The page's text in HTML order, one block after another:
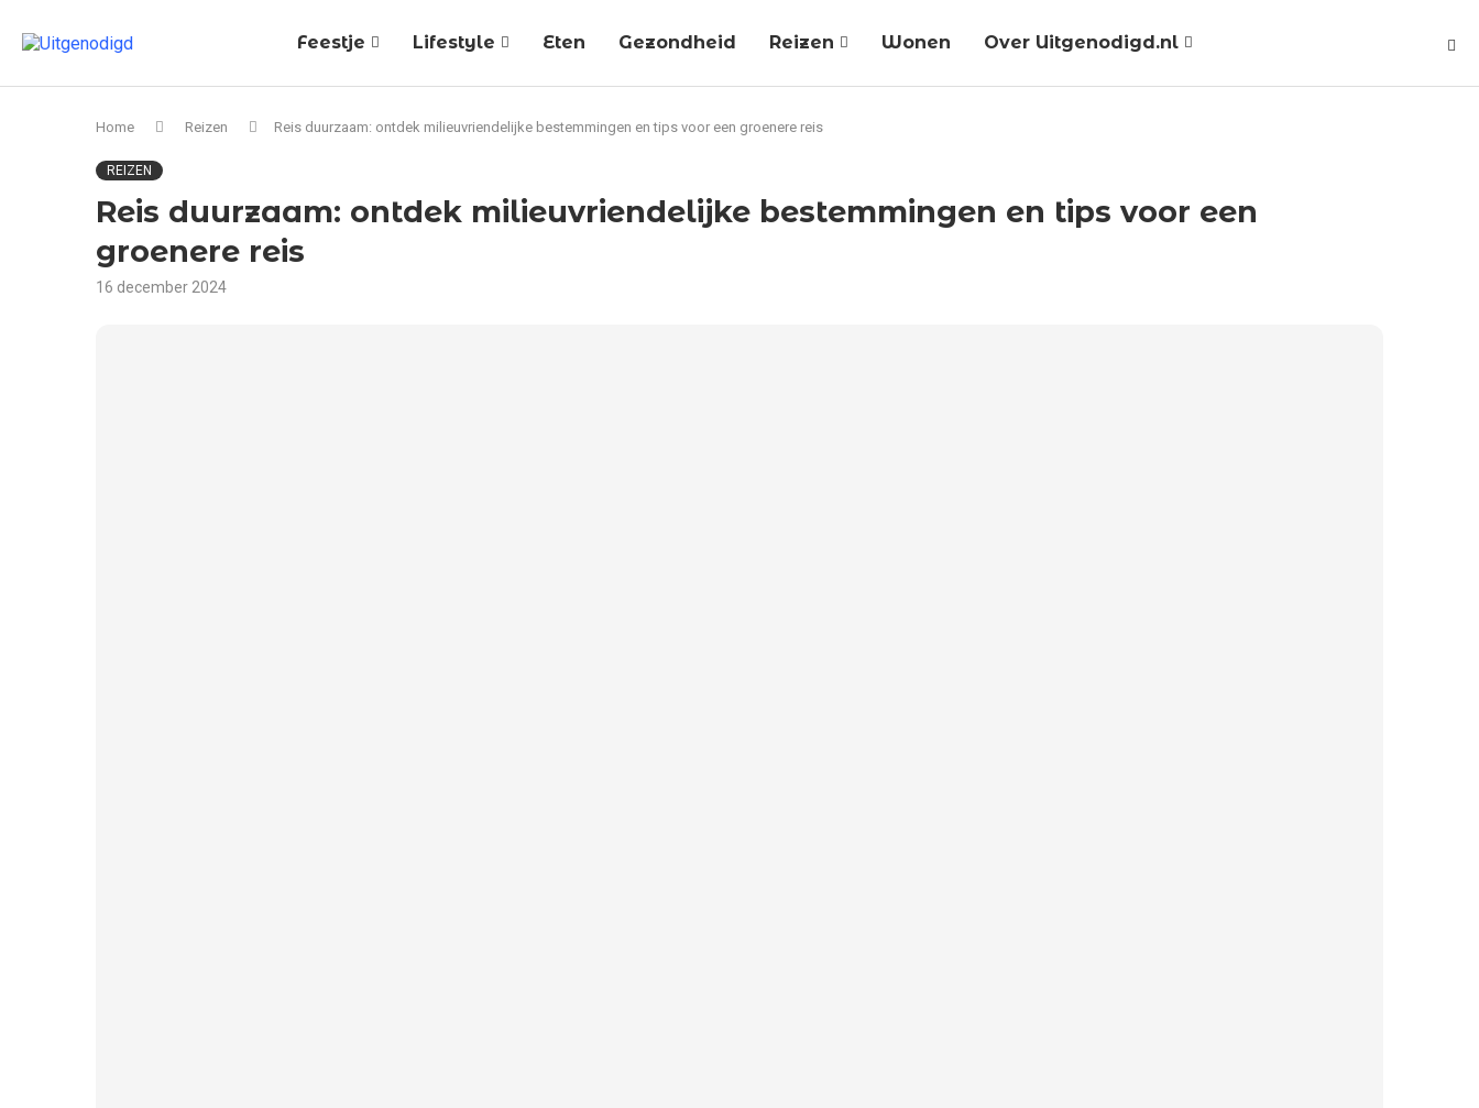
Feestje Lifestyle Eten Gezondheid Reizen Wonen Over Uitgenodigd.nl
Home Reizen Reis duurzaam: ontdek milieuvriendelijke bestemmingen en tips voor een groenere reis
REIZEN
Reis duurzaam: ontdek milieuvriendelijke bestemmingen en tips voor een
groenere reis
16 december 2024